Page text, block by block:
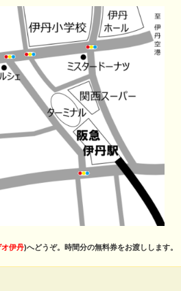
伊丹)へどうぞ。時間分の無料券をお渡しします。